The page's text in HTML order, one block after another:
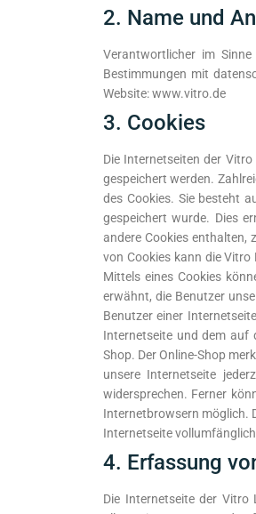
2. Name und
Verantwortlicher im
Bestimmungen mit
Website: www.vitro.de
3. Cookies
Die Internetseiten der
gespeichert werden.
des Cookies. Sie besteht
gespeichert wurde. Dies
andere Cookies enthalten,
von Cookies kann die Vitro
Mittels eines Cookies
erwähnt, die Benutzer
Benutzer einer
Internetseite und dem auf
Shop. Der Online-Shop
unsere Internetseite
widersprechen. Ferner
Internetbrowsern möglich.
Internetseite
4. Erfassung
Die Internetseite der